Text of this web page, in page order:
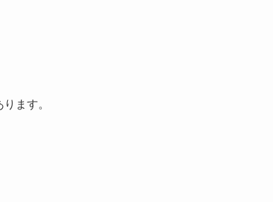
ます。